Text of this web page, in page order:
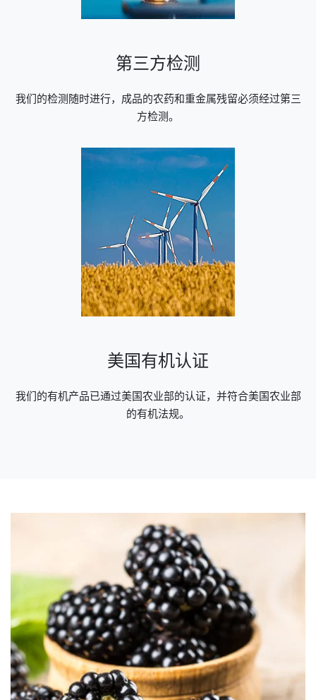
第三方检测
我们的检测随时进行，成品的农药和重金属残留必须经过第三
方检测。
美国有机认证
我们的有机产品已通过美国农业部的认证，并符合美国农业部
的有机法规。